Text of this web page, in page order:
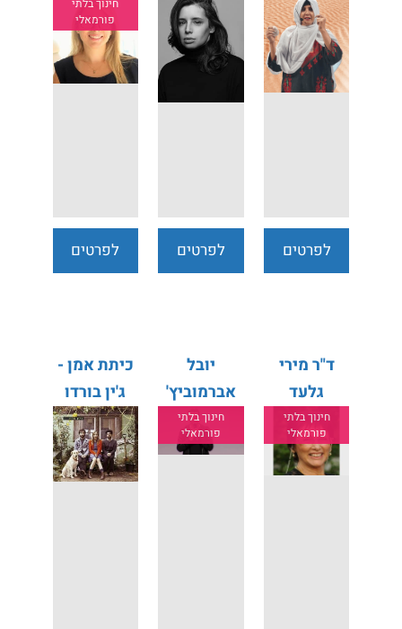
לפרטים
לפרטים
חינוך בלתי
פורמאלי
לפרטים
ד"ר מירי
גלעד
חינוך בלתי
פורמאלי
יובל
אברמוביץ'
חינוך בלתי
פורמאלי
כיתת אמן -
ג'ין בורדו